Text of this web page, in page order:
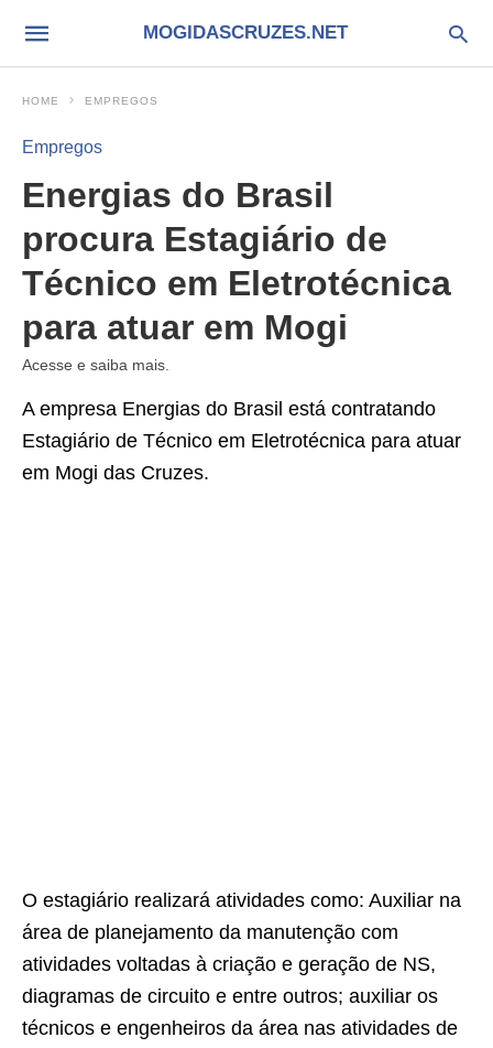
MOGIDASCRUZES.NET
HOME EMPREGOS
Empregos
Energias do Brasil
procura Estagiário de
Técnico em Eletrotécnica
para atuar em Mogi
Acesse e saiba mais.
A empresa Energias do Brasil está contratando
Estagiário de Técnico em Eletrotécnica para atuar
em Mogi das Cruzes.
O estagiário realizará atividades como: Auxiliar na
área de planejamento da manutenção com
atividades voltadas à criação e geração de NS,
diagramas de circuito e entre outros; auxiliar os
técnicos e engenheiros da área nas atividades de